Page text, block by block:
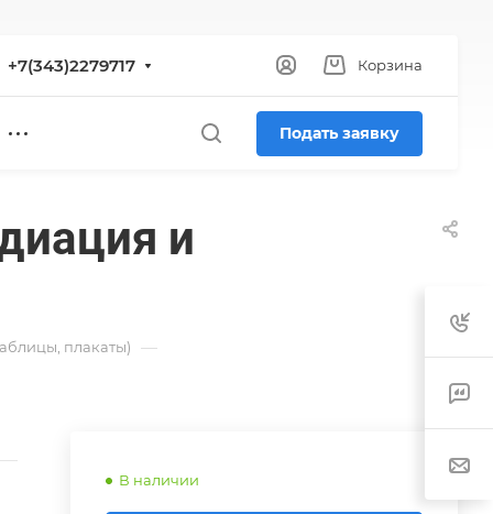
+7(343)2279717 Корзина
Подать заявку
и
плакаты) —
В наличии